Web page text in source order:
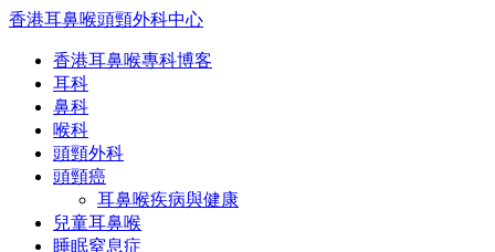
香港耳鼻喉頭頸外科中心
香港耳鼻喉專科博客
耳科
鼻科
喉科
頭頸外科
頭頸癌
耳鼻喉疾病與健康
兒童耳鼻喉
睡眠窒息症